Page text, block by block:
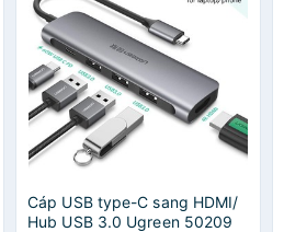
Cáp USB type-C sang HDMI/
Hub USB 3.0 Ugreen 50209